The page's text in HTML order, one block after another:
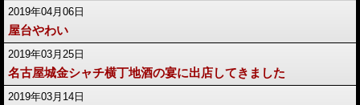
2019年04月06日
屋台やわい
2019年03月25日
名古屋城金シャチ横丁地酒の宴に出店してきました
2019年03月14日